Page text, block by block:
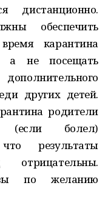
дистанционно.
обеспечить
карантина
а не посещать
других детей.
родители
(если болел)
результаты
по желанию